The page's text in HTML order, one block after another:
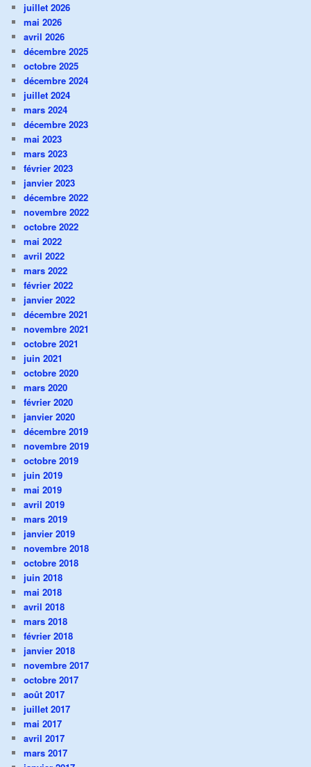
juillet 2026
mai 2026
avril 2026
décembre 2025
octobre 2025
décembre 2024
juillet 2024
mars 2024
décembre 2023
mai 2023
mars 2023
février 2023
janvier 2023
décembre 2022
novembre 2022
octobre 2022
mai 2022
avril 2022
mars 2022
février 2022
janvier 2022
décembre 2021
novembre 2021
octobre 2021
juin 2021
octobre 2020
mars 2020
février 2020
janvier 2020
décembre 2019
novembre 2019
octobre 2019
juin 2019
mai 2019
avril 2019
mars 2019
janvier 2019
novembre 2018
octobre 2018
juin 2018
mai 2018
avril 2018
mars 2018
février 2018
janvier 2018
novembre 2017
octobre 2017
août 2017
juillet 2017
mai 2017
avril 2017
mars 2017